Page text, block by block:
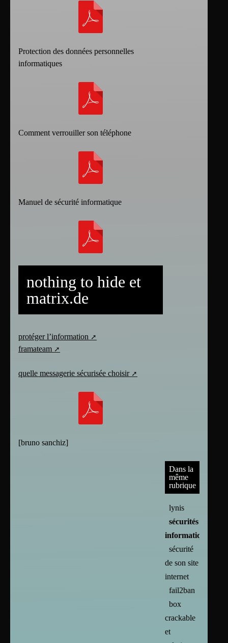
Protection des données personnelles
informatiques
Comment verrouiller son téléphone
Manuel de sécurité informatique
nothing to hide et
matrix.de
protéger l’information
framateam
quelle messagerie sécurisée choisir
[bruno sanchiz]
Dans la
même
rubrique
lynis
sécurités
informatiques
sécurité
de son site
internet
fail2ban
box
crackable
et